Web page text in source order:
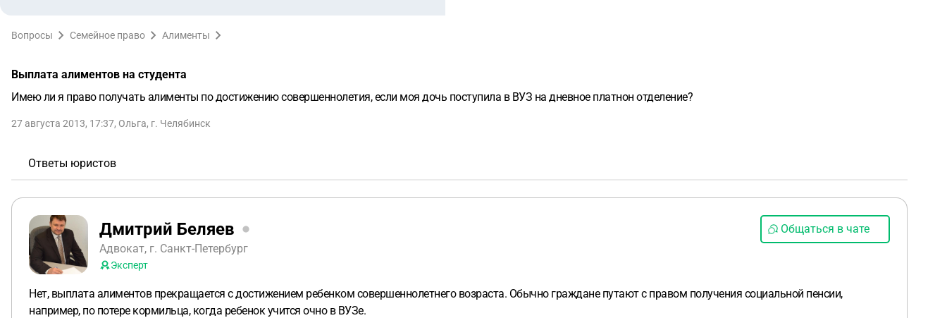
Вопросы Семейное право Алименты
Выплата алиментов на студента
Имею ли я право получать алименты по достижению совершеннолетия, если моя дочь поступила в ВУЗ на дневное платнон отделение?
27 августа 2013, 17:37, Ольга, г. Челябинск
Ответы юристов
Дмитрий Беляев
Адвокат, г. Санкт-Петербург
Эксперт
Общаться в чате
Нет, выплата алиментов прекращается с достижением ребенком совершеннолетнего возраста. Обычно граждане путают с правом получения социальной пенсии,
например, по потере кормильца, когда ребенок учится очно в ВУЗе.